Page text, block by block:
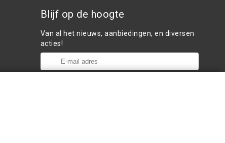
Blijf op de hoogte
Van al het nieuws, aanbiedingen, en diversen
acties!